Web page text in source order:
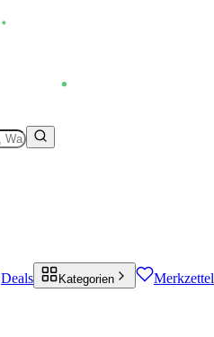
Deals Kategorien Merkzettel